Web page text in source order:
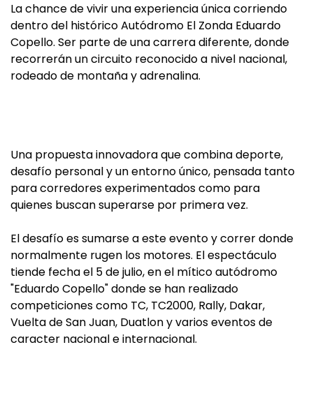
La chance de vivir una experiencia única corriendo
dentro del histórico Autódromo El Zonda Eduardo
Copello. Ser parte de una carrera diferente, donde
recorrerán un circuito reconocido a nivel nacional,
rodeado de montaña y adrenalina.
Una propuesta innovadora que combina deporte,
desafío personal y un entorno único, pensada tanto
para corredores experimentados como para
quienes buscan superarse por primera vez.
El desafío es sumarse a este evento y correr donde
normalmente rugen los motores. El espectáculo
tiende fecha el 5 de julio, en el mítico autódromo
"Eduardo Copello" donde se han realizado
competiciones como TC, TC2000, Rally, Dakar,
Vuelta de San Juan, Duatlon y varios eventos de
caracter nacional e internacional.